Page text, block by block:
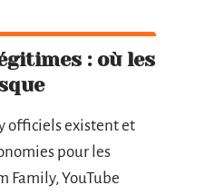
: où les
officiels existent et
pour les
Family, YouTube